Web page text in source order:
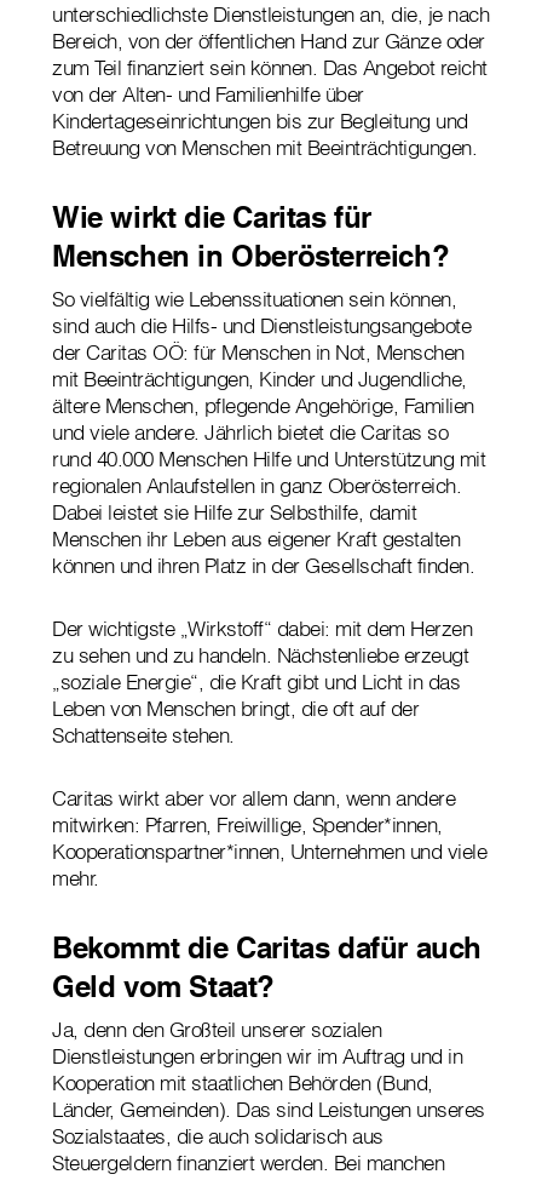
unterschiedlichste Dienstleistungen an, die, je nach
Bereich, von der öffentlichen Hand zur Gänze oder
zum Teil finanziert sein können. Das Angebot reicht
von der Alten- und Familienhilfe über
Kindertageseinrichtungen bis zur Begleitung und
Betreuung von Menschen mit Beeinträchtigungen.
Wie wirkt die Caritas für
Menschen in Oberösterreich?
So vielfältig wie Lebenssituationen sein können,
sind auch die Hilfs- und Dienstleistungsangebote
der Caritas OÖ: für Menschen in Not, Menschen
mit Beeinträchtigungen, Kinder und Jugendliche,
ältere Menschen, pflegende Angehörige, Familien
und viele andere. Jährlich bietet die Caritas so
rund 40.000 Menschen Hilfe und Unterstützung mit
regionalen Anlaufstellen in ganz Oberösterreich.
Dabei leistet sie Hilfe zur Selbsthilfe, damit
Menschen ihr Leben aus eigener Kraft gestalten
können und ihren Platz in der Gesellschaft finden.
Der wichtigste „Wirkstoff“ dabei: mit dem Herzen
zu sehen und zu handeln. Nächstenliebe erzeugt
„soziale Energie“, die Kraft gibt und Licht in das
Leben von Menschen bringt, die oft auf der
Schattenseite stehen.
Caritas wirkt aber vor allem dann, wenn andere
mitwirken: Pfarren, Freiwillige, Spender*innen,
Kooperationspartner*innen, Unternehmen und viele
mehr.
Bekommt die Caritas dafür auch
Geld vom Staat?
Ja, denn den Großteil unserer sozialen
Dienstleistungen erbringen wir im Auftrag und in
Kooperation mit staatlichen Behörden (Bund,
Länder, Gemeinden). Das sind Leistungen unseres
Sozialstaates, die auch solidarisch aus
Steuergeldern finanziert werden. Bei manchen